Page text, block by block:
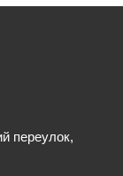
переулок,